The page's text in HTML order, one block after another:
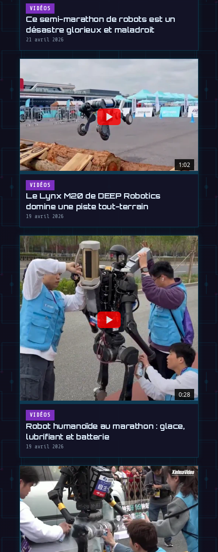
VIDÉOS
Ce semi-marathon de robots est un
désastre glorieux et maladroit
21 avril 2026
1:02
VIDÉOS
Le Lynx M20 de DEEP Robotics
domine une piste tout-terrain
19 avril 2026
0:28
VIDÉOS
Robot humanoïde au marathon : glace,
lubrifiant et batterie
19 avril 2026